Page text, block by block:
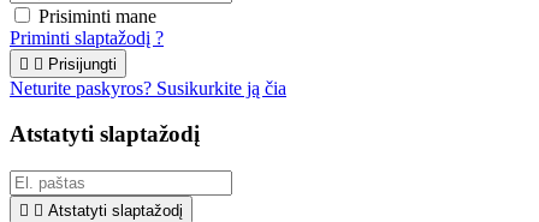
Prisiminti mane
Priminti slaptažodį ?
  Prisijungti
Neturite paskyros? Susikurkite ją čia
Atstatyti slaptažodį
  Atstatyti slaptažodį